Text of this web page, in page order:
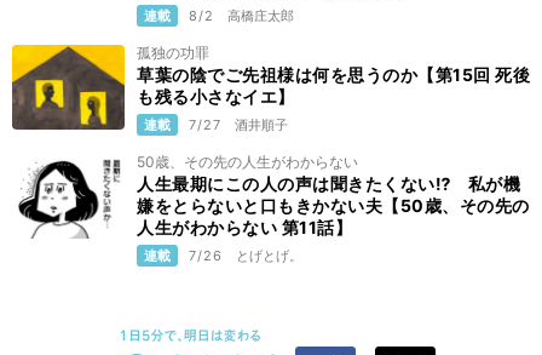
連載 8/2 高橋庄太郎
孤独の功罪
草葉の陰でご先祖様は何を思うのか【第15回 死後
も残る小さなイエ】
連載 7/27 酒井順子
50歳、その先の人生がわからない
人生最期にこの人の声は聞きたくない⁉ 私が機
嫌をとらないと口もきかない夫【50歳、その先の
人生がわからない 第11話】
連載 7/26 とげとげ。